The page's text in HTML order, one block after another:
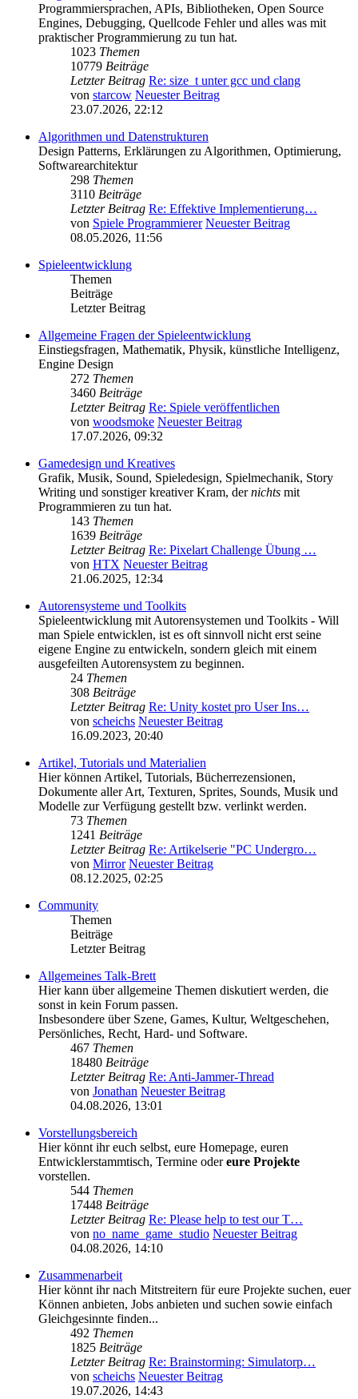
Programmiersprachen, APIs, Bibliotheken, Open Source
Engines, Debugging, Quellcode Fehler und alles was mit
praktischer Programmierung zu tun hat.
1023 Themen
10779 Beiträge
Letzter Beitrag Re: size_t unter gcc und clang
von starcow Neuester Beitrag
23.07.2026, 22:12
Algorithmen und Datenstrukturen
Design Patterns, Erklärungen zu Algorithmen, Optimierung,
Softwarearchitektur
298 Themen
3110 Beiträge
Letzter Beitrag Re: Effektive Implementierung…
von Spiele Programmierer Neuester Beitrag
08.05.2026, 11:56
Spieleentwicklung
Themen
Beiträge
Letzter Beitrag
Allgemeine Fragen der Spieleentwicklung
Einstiegsfragen, Mathematik, Physik, künstliche Intelligenz,
Engine Design
272 Themen
3460 Beiträge
Letzter Beitrag Re: Spiele veröffentlichen
von woodsmoke Neuester Beitrag
17.07.2026, 09:32
Gamedesign und Kreatives
Grafik, Musik, Sound, Spieledesign, Spielmechanik, Story
Writing und sonstiger kreativer Kram, dernichts mit
Programmieren zu tun hat.
143 Themen
1639 Beiträge
Letzter Beitrag Re: Pixelart Challenge Übung …
von HTX Neuester Beitrag
21.06.2025, 12:34
Autorensysteme und Toolkits
Spieleentwicklung mit Autorensystemen und Toolkits - Will
man Spiele entwicklen, ist es oft sinnvoll nicht erst seine
eigene Engine zu entwickeln, sondern gleich mit einem
ausgefeilten Autorensystem zu beginnen.
24 Themen
308 Beiträge
Letzter Beitrag Re: Unity kostet pro User Ins…
von scheichs Neuester Beitrag
16.09.2023, 20:40
Artikel, Tutorials und Materialien
Hier können Artikel, Tutorials, Bücherrezensionen,
Dokumente aller Art, Texturen, Sprites, Sounds, Musik und
Modelle zur Verfügung gestellt bzw. verlinkt werden.
73 Themen
1241 Beiträge
Letzter Beitrag Re: Artikelserie "PC Undergro…
von Mirror Neuester Beitrag
08.12.2025, 02:25
Community
Themen
Beiträge
Letzter Beitrag
Allgemeines Talk-Brett
Hier kann über allgemeine Themen diskutiert werden, die
sonst in kein Forum passen.
Insbesondere über Szene, Games, Kultur, Weltgeschehen,
Persönliches, Recht, Hard- und Software.
467 Themen
18480 Beiträge
Letzter Beitrag Re: Anti-Jammer-Thread
von Jonathan Neuester Beitrag
04.08.2026, 13:01
Vorstellungsbereich
Hier könnt ihr euch selbst, eure Homepage, euren
Entwicklerstammtisch, Termine odereure Projekte
vorstellen.
544 Themen
17448 Beiträge
Letzter Beitrag Re: Please help to test our T…
von no_name_game_studio Neuester Beitrag
04.08.2026, 14:10
Zusammenarbeit
Hier könnt ihr nach Mitstreitern für eure Projekte suchen, euer
Können anbieten, Jobs anbieten und suchen sowie einfach
Gleichgesinnte finden...
492 Themen
1825 Beiträge
Letzter Beitrag Re: Brainstorming: Simulatorp…
von scheichs Neuester Beitrag
19.07.2026, 14:43